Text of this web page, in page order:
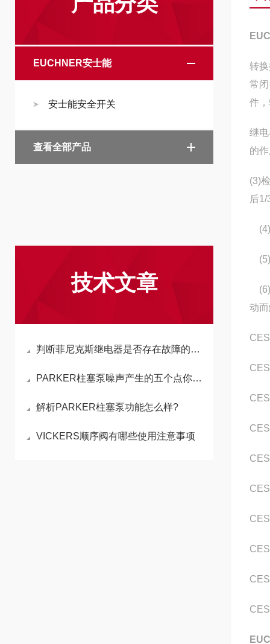
EUCHNER安士能
安士能安全开关
查看全部产品
技术文章
判断菲尼克斯继电器是否存在故障的方法介绍
PARKER柱塞泵噪声产生的五个点你知道嘛？
解析PARKER柱塞泵功能怎么样?
VICKERS顺序阀有哪些使用注意事项
转
常
件
继
的
(3)
后
(4)
(5)
(6)
动